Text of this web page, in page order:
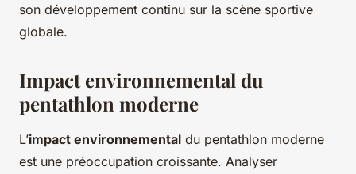
son développement continu sur la scène sportive
globale.
Impact environnemental du
pentathlon moderne
L’impact environnemental du pentathlon moderne
est une préoccupation croissante. Analyser